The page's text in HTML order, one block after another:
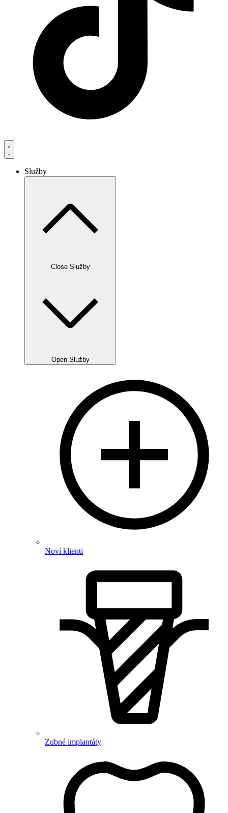
Služby
Close Služby
Open Služby
Noví klienti
Zubné implantáty